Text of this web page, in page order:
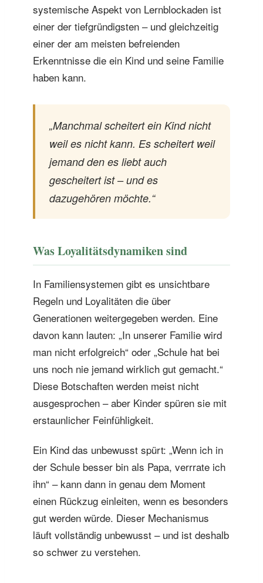
systemische Aspekt von Lernblockaden ist
einer der tiefgründigsten – und gleichzeitig
einer der am meisten befreienden
Erkenntnisse die ein Kind und seine Familie
haben kann.
„Manchmal scheitert ein Kind nicht
weil es nicht kann. Es scheitert weil
jemand den es liebt auch
gescheitert ist – und es
dazugehören möchte.“
Was Loyalitätsdynamiken sind
In Familiensystemen gibt es unsichtbare
Regeln und Loyalitäten die über
Generationen weitergegeben werden. Eine
davon kann lauten: „In unserer Familie wird
man nicht erfolgreich“ oder „Schule hat bei
uns noch nie jemand wirklich gut gemacht.“
Diese Botschaften werden meist nicht
ausgesprochen – aber Kinder spüren sie mit
erstaunlicher Feinfühligkeit.
Ein Kind das unbewusst spürt: „Wenn ich in
der Schule besser bin als Papa, verrrate ich
ihn“ – kann dann in genau dem Moment
einen Rückzug einleiten, wenn es besonders
gut werden würde. Dieser Mechanismus
läuft vollständig unbewusst – und ist deshalb
so schwer zu verstehen.